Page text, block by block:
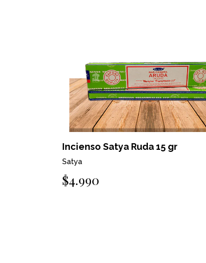
Incienso Satya Ruda 15 gr
Satya
$4.990